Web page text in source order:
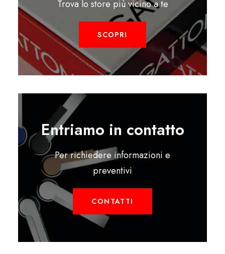
Trova lo store più vicino a te
SCOPRI
Entriamo in contatto
Per richiedere informazioni e
preventivi
CONTATTI